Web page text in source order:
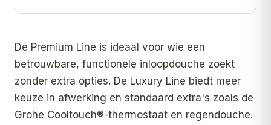
De Premium Line is ideaal voor wie een
betrouwbare, functionele inloopdouche zoekt
zonder extra opties. De Luxury Line biedt meer
keuze in afwerking en standaard extra's zoals de
Grohe Cooltouch®-thermostaat en regendouche.